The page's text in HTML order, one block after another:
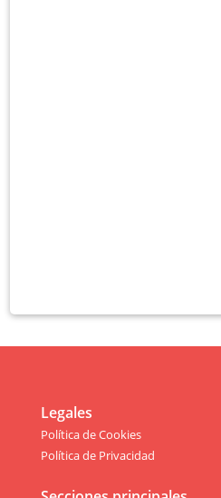
Legales
Política de Cookies
Política de Privacidad